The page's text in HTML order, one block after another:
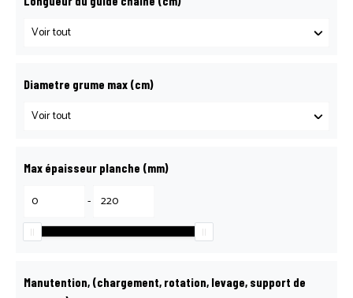
Diametre grume max (cm)
Max épaisseur planche (mm)
-
Manutention, (chargement, rotation, levage, support de